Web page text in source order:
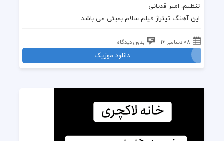
تنظیم: امیر قدیانی
اینآهنگ تیتراژ فیلم سلام بمبئی می باشد.
08 دسامبر 16 بدون دیدگاه
دانلود موزیک